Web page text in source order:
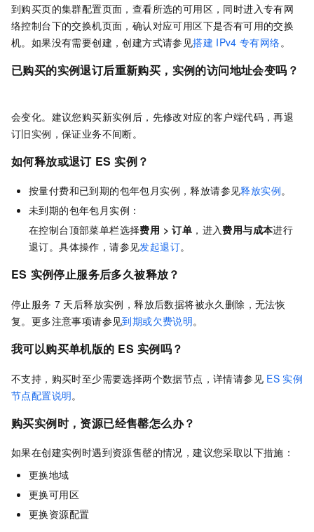
到购买页的集群配置页面，查看所选的可用区，同时进入专有网
络控制台下的交换机页面，确认对应可用区下是否有可用的交换
机。如果没有需要创建，创建方式请参见搭建 IPv4 专有网络。
已购买的实例退订后重新购买，实例的访问地址会变吗？
会变化。建议您购买新实例后，先修改对应的客户端代码，再退
订旧实例，保证业务不间断。
如何释放或退订 ES 实例？
按量付费和已到期的包年包月实例，释放请参见释放实例。
未到期的包年包月实例：
在控制台顶部菜单栏选择费用 >订单 ，进入费用与成本进行
退订。具体操作，请参见发起退订。
ES 实例停止服务后多久被释放？
停止服务 7 天后释放实例，释放后数据将被永久删除，无法恢
复。更多注意事项请参见到期或欠费说明。
我可以购买单机版的 ES 实例吗？
不支持，购买时至少需要选择两个数据节点，详情请参见 ES 实例
节点配置说明。
购买实例时，资源已经售罄怎么办？
如果在创建实例时遇到资源售罄的情况，建议您采取以下措施：
更换地域
更换可用区
更换资源配置